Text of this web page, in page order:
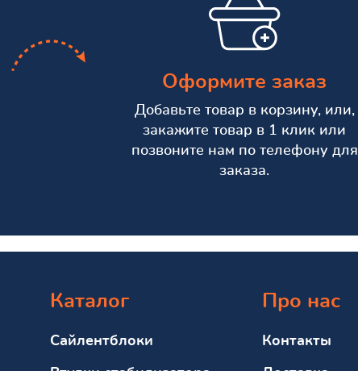
Оформите заказ
Добавьте товар в корзину, или,
закажите товар в 1 клик или
позвоните нам по телефону для
заказа.
Каталог
Сайлентблоки
Про нас
Контакты